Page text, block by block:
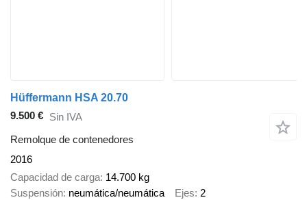
Hüffermann HSA 20.70
9.500 € Sin IVA
Remolque de contenedores
2016
Capacidad de carga 14.700 kg
Suspensión neumática/neumática Ejes 2